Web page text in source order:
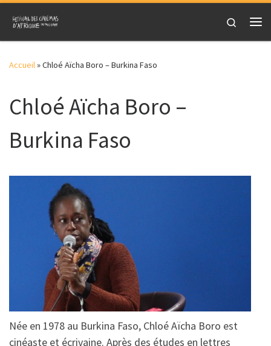
Skip to content
Search
Accueil»Chloé Aïcha Boro – Burkina Faso
Chloé Aïcha Boro –
Burkina Faso
Née en 1978 au Burkina Faso, Chloé Aïcha Boro est
cinéaste et écrivaine. Après des études en lettres